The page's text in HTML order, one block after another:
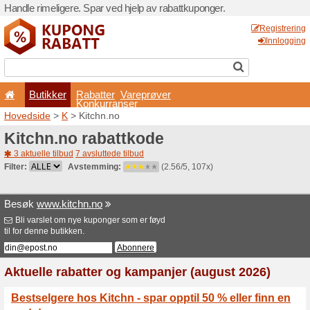
Handle rimeligere. Spar
Butikker
Hovedside>K> Kitchn.no